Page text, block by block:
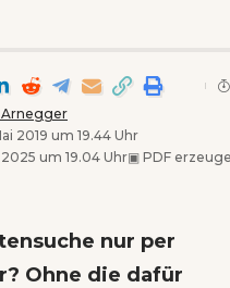
2019 um 19.44 Uhr
um 19.04 Uhr▣ PDF
nur per
Ohne die dafür